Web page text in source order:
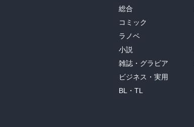
総合
コミック
ラノベ
小説
雑誌・グラビア
ビジネス・実用
BL・TL